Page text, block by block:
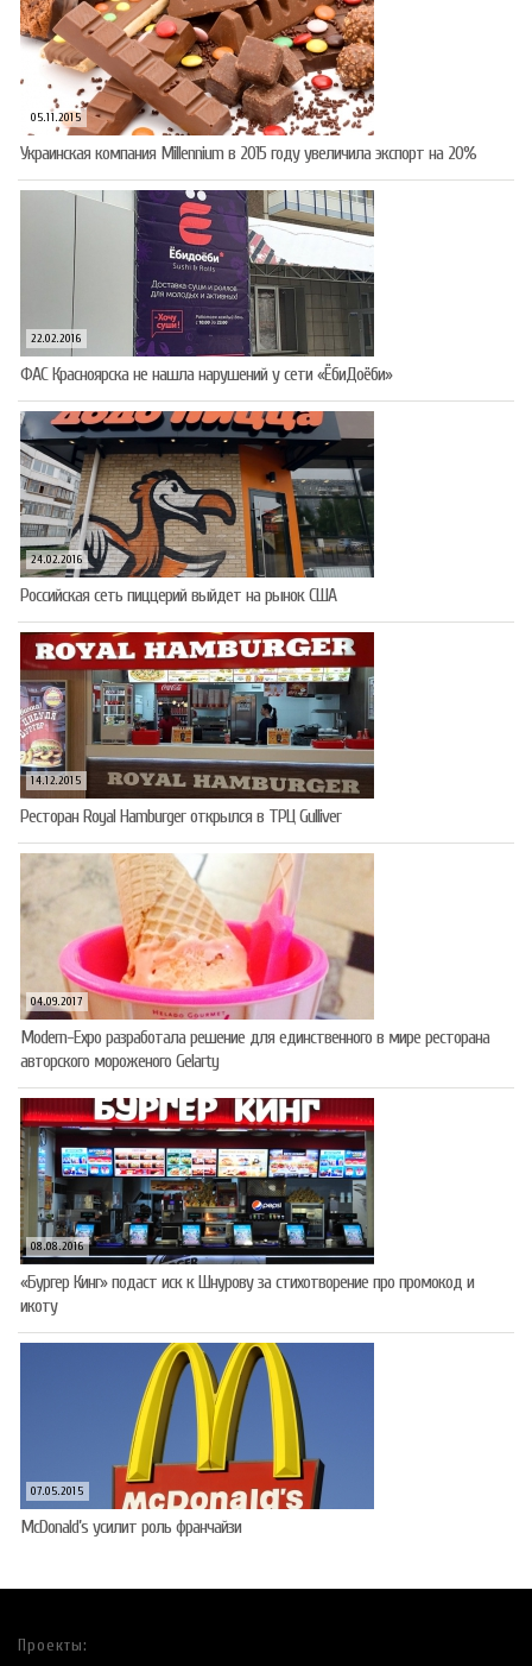
05.11.2015
Украинская компания Millennium в 2015 году увеличила экспорт на 20%
22.02.2016
ФАС Красноярска не нашла нарушений у сети «ЁбиДоёби»
24.02.2016
Российская сеть пиццерий выйдет на рынок США
14.12.2015
Ресторан Royal Hamburger открылся в ТРЦ Gulliver
04.09.2017
Modern-Expo разработала решение для единственного в мире ресторана
авторского мороженого Gelarty
08.08.2016
«Бургер Кинг» подаст иск к Шнурову за стихотворение про промокод и
икоту
07.05.2015
McDonald’s усилит роль франчайзи
Проекты: